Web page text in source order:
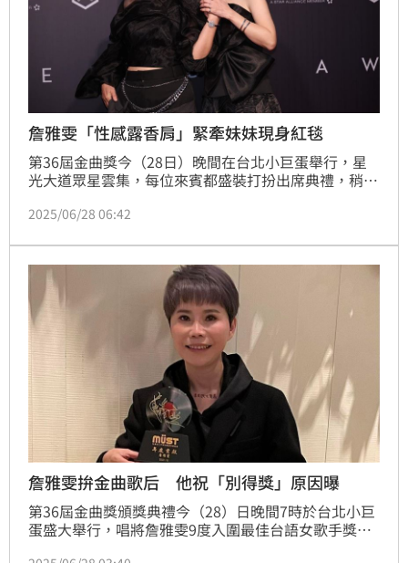
詹雅雯「性感露香肩」緊牽妹妹現身紅毯
第36屆金曲獎今（28日）晚間在台北小巨蛋舉行，星
光大道眾星雲集，每位來賓都盛裝打扮出席典禮，稍早
獎》，準備要來拚第二座歌后寶座的她，能否如願拿獎
2025/06/28 06:42
詹雅雯拚金曲歌后 他祝「別得獎」原因曝
第36屆金曲獎頒獎典禮今（28）日晚間7時於台北小巨
蛋盛大舉行，唱將詹雅雯9度入圍最佳台語女歌手獎，